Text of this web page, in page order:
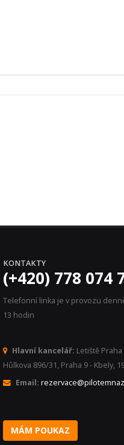
KONTAKTY
(+420) 778 074
Telefonní linka je v provozu
13 hodin
Hlavní kancelář: Letiště
Hůlkova 896/31, Praha 9 - Kbely,
Email:
MÁM POUKAZ